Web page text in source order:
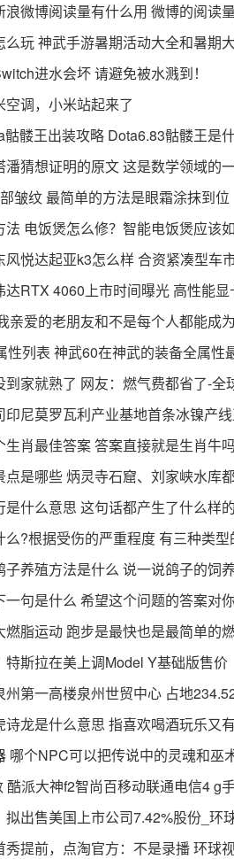
浪微博阅读量有什么用 微博的阅读
么玩 神武手游暑期活动大全和暑期
进水会坏 请避免被水溅到！
调，小米站起来了
髅王出装攻略 Dota6.83骷髅王是
潘猜想证明的原文 这是数学领域的
皱纹 最简单的方法是眼霜涂抹到位
法 电饭煲怎么修？智能电饭煲应该
风悦达起亚k3怎么样 合资紧凑型车
达RTX 4060上市时间曝光 高性能
亲爱的老朋友和不是每个人都能成
性列表 神武60在神武的装备全属性
到家就熟了 网友：燃气费都省了-全
印尼莫罗瓦利产业基地首条冰镍产
生肖最佳答案 答案直接就是生肖牛
点是哪些 炳灵寺石窟、刘家峡水库
是什么意思 这句话都产生了什么样
么?根据受伤的严重程度 有三种类
子养殖方法是什么 说一说鸽子的饲
一句是什么 希望这个问题的答案对
燃脂运动 跑步是最快也是最简单的
特斯拉在美上调Model Y基础版售价
州第一高楼泉州世贸中心 占地
诗龙是什么意思 指喜欢喝酒玩乐又
哪个NPC可以把传说中的灵魂和巫
酷派大神f2智尚百移动联通电信4 g
拟出售美国上市公司7.42%股份_环
秀提前，点淘官方：不是录播 环球